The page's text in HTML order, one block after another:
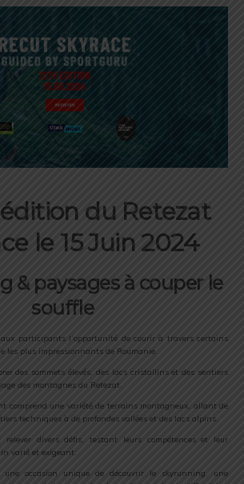
du Retezat
le 15 Juin 2024
& paysages à couper le
souffle
aux participants l’opportunité de courir à travers certains
les plus impressionnants de Roumanie.
des sommets élevés, des lacs cristallins et des sentiers
des montagnes du Retezat.
comprend une variété de terrains montagneux, allant de
techniques à de profondes vallées et des lacs alpins.
relever divers défis, testant leurs compétences et leur
varié et exigeant.
une occasion unique de découvrir le skyrunning, une